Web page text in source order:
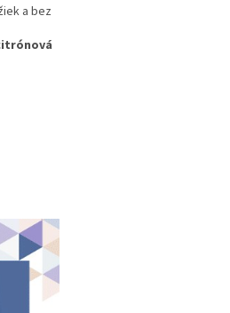
a bez